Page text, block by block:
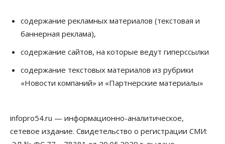
листы на полмиллиарда рублей
07 Августа 2026, 08:00
Бизнес Власть Медицина Общество
привлекать к разработке новых лекарств в
России
Россия построит в Киргизии новый кампус КРСУ:
30 гектаров, 15 тысяч студентов и 30 миллиардов
рублей
содержание рекламных материалов (текстовая и
баннерная реклама),
содержание сайтов, на которые ведут гиперссылки
содержание текстовых материалов из рубрики
«Новости компаний» и «Партнерские материалы»
infopro54.ru — информационно-аналитическое,
сетевое издание. Свидетельство о регистрации СМИ: